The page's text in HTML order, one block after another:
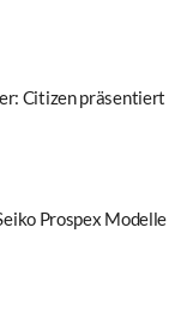
Citizen präsentiert
Prospex Modelle